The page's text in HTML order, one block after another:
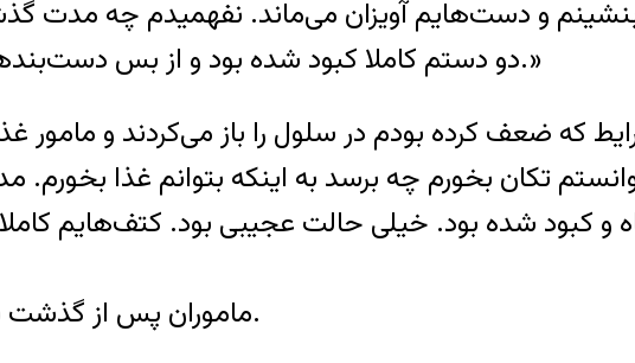
و دست‌هایم آویزان می‌ماند. نفهمیدم چه مدت
دو دستم کاملا کبود شده بود و از بس دست‌بند‌ها دور دستم فشار آورده بود خون به دستانم نرسیده بود.»
که ضعف کرده بودم در سلول را باز می‌کردند و مامور
تکان بخورم چه برسد به اینکه بتوانم غذا بخورم.
کبود شده بود. خیلی حالت عجیبی بود. کتف‌هایم
ماموران پس از گذشت یک روز وارد سلول می‌شوند و دست‌هایش را باز می‌کنند.